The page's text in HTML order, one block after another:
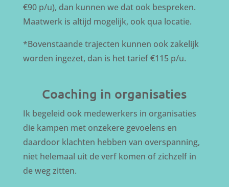
€90 p/u), dan kunnen we dat ook bespreken.
Maatwerk is altijd mogelijk, ook qua locatie.
*Bovenstaande trajecten kunnen ook zakelijk
worden ingezet, dan is het tarief €115 p/u.
Coaching in organisaties
Ik begeleid ook medewerkers in organisaties
die kampen met onzekere gevoelens en
daardoor klachten hebben van overspanning,
niet helemaal uit de verf komen of zichzelf in
de weg zitten.